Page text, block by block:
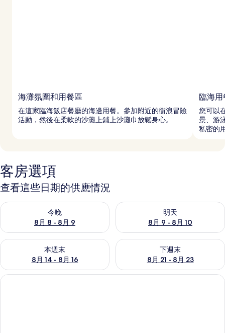
海灘氛圍和用餐區
在這家臨海飯店餐廳的海邊用餐。參加附近的衝浪冒險
活動，然後在柔軟的沙灘上鋪上沙灘巾放鬆身心。
臨海用
您可以
景、游
私密的
客房選項
查看這些日期的供應情況
今晚
8月 8 - 8月 9
查看今晚 (8月 8 - 8月 9) 的供應情況
明天
8月 9 - 8月 10
查看明天 (8月 9 - 8月 10) 的供
本週末
8月 14 - 8月 16
查看本週末 (8月 14 - 8月 16) 的供應情況
下週末
8月 21 - 8月 23
查看下週末 (8月 21 - 8月 23)